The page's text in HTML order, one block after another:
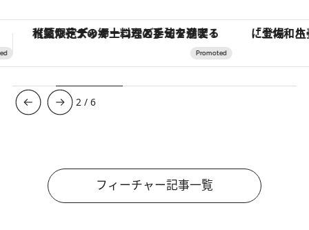
「土佐和ハーブかき氷」がOMO7高知に登場！生姜、山椒、大葉など目にも舌にも涼を呼ぶ郷土の味 ヴァシュロン・コンスタンタ
3 /6
フィーチャー記事一覧